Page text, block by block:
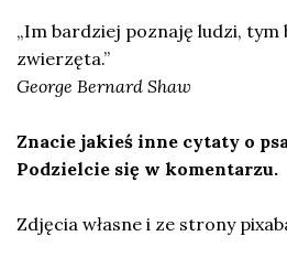
„Im bardziej poznaję ludzi, tym
zwierzęta.”
George Bernard Shaw
Znacie jakieś inne cytaty o
Podzielcie się w komentarzu.
Zdjęcia własne i ze strony